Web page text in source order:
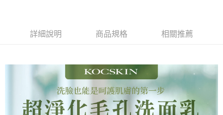
每筆NT$85，滿NT$699(含以上)免運費
每筆NT$85，滿NT$1,000(含以上)免運費
付款後萊爾富取貨
每筆NT$85，滿NT$1,000(含以上)免運費
詳細說明 商品規格 相關推薦